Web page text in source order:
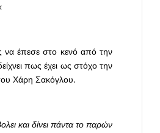
να έπεσε στο κενό από την
πως έχει ως στόχο την
Χάρη Σακόγλου.
και δίνει πάντα το παρών